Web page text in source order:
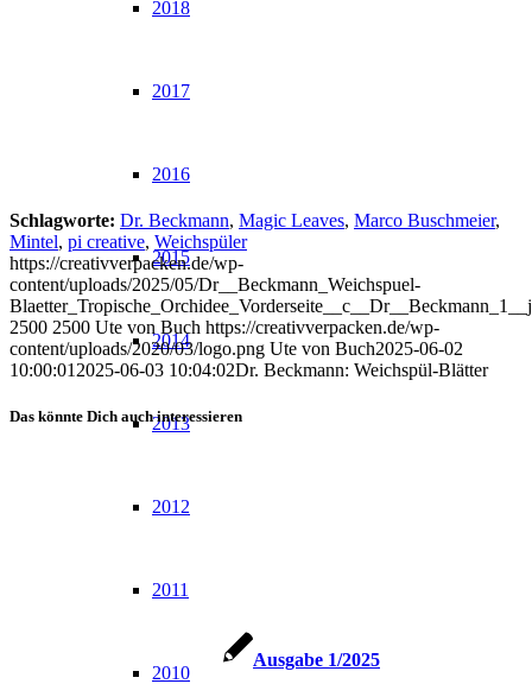
2018
2017
2016
2015
2014
2013
2012
2011
2010
Schlagworte: Dr. Beckmann, Magic Leaves, Marco Buschmeier,
Mintel, pi creative, Weichspüler
https://creativverpacken.de/wp-
content/uploads/2025/05/Dr__Beckmann_Weichspuel-
2500 2500 Ute von Buch https://creativverpacken.de/wp-
content/uploads/2020/03/logo.png Ute von Buch2025-06-02
10:00:01 2025-06-03 10:04:02Dr. Beckmann: Weichspül-Blätter
Das könnte Dich auch interessieren
Ausgabe 1/2025